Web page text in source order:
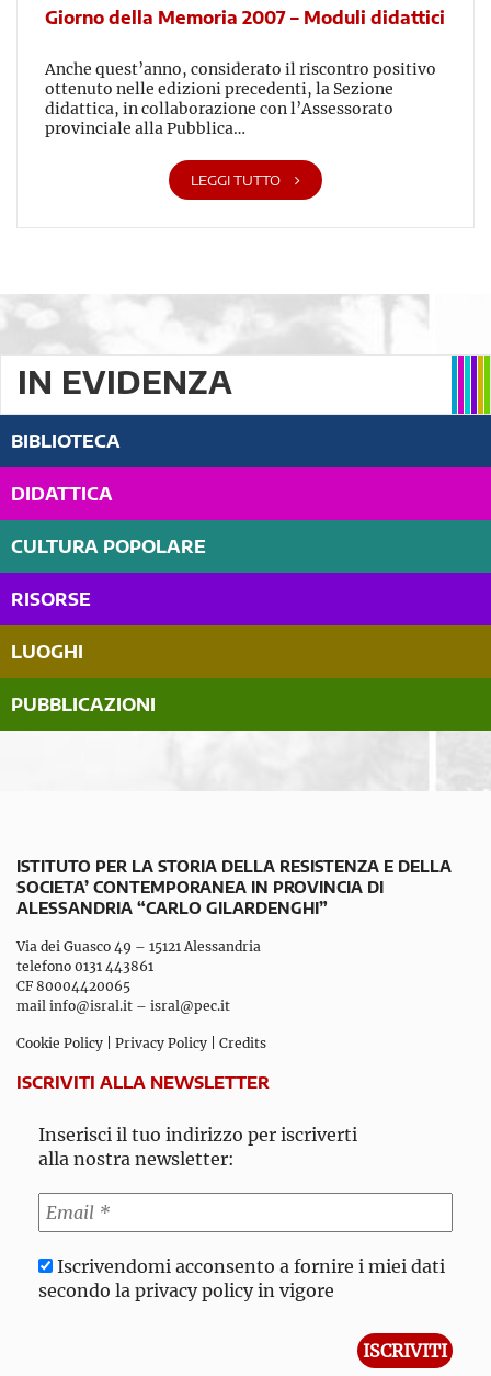
Giorno della Memoria 2007 – Moduli didattici
Anche quest’anno, considerato il riscontro positivo
ottenuto nelle edizioni precedenti, la Sezione
didattica, in collaborazione con l’Assessorato
provinciale alla Pubblica…
LEGGI TUTTO
IN EVIDENZA
BIBLIOTECA
DIDATTICA
CULTURA POPOLARE
RISORSE
LUOGHI
PUBBLICAZIONI
ISTITUTO PER LA STORIA DELLA RESISTENZA E DELLA
SOCIETA’ CONTEMPORANEA IN PROVINCIA DI
ALESSANDRIA “CARLO GILARDENGHI”
Via dei Guasco 49 – 15121 Alessandria
telefono 0131 443861
CF 80004420065
mail info@isral.it – isral@pec.it
Cookie Policy Privacy Policy Credits
ISCRIVITI ALLA NEWSLETTER
Inserisci il tuo indirizzo per iscriverti
alla nostra newsletter:
Iscrivendomi acconsento a fornire i miei dati
secondo la privacy policy in vigore